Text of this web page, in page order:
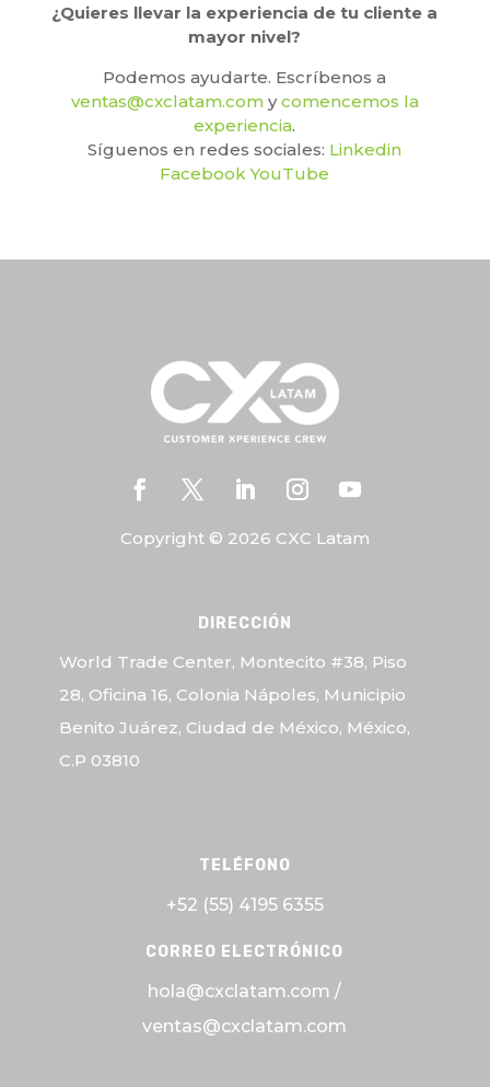
¿Quieres llevar la experiencia de tu cliente a
mayor nivel?
Podemos ayudarte. Escríbenos a
ventas@cxclatam.comycomencemos la
experiencia.
Síguenos en redes sociales: Linkedin
Facebook YouTube
Copyright © 2026 CXC Latam
DIRECCIÓN
World Trade Center, Montecito #38, Piso
28, Oficina 16, Colonia Nápoles, Municipio
Benito Juárez, Ciudad de México, México,
C.P 03810
TELÉFONO
+52 (55) 4195 6355
CORREO ELECTRÓNICO
hola@cxclatam.com /
ventas@cxclatam.com